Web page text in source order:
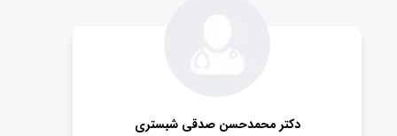
دکتر محمدحسن صدقی شبستری